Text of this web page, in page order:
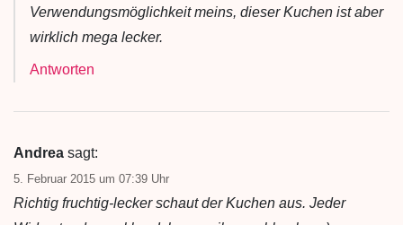
Verwendungsmöglichkeit meins, dieser Kuchen ist aber
wirklich mega lecker.
Antworten
Andrea sagt:
5. Februar 2015 um 07:39 Uhr
Richtig fruchtig-lecker schaut der Kuchen aus. Jeder